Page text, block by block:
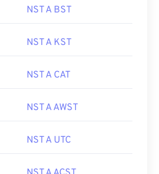
NST A BST
NST A KST
NST A CAT
NST A AWST
NST A UTC